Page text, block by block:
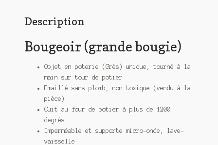
Description
Bougeoir (grande bougie)
Objet en poterie (Grès) unique, tourné à la
main sur tour de potier
Emaillé sans plomb, non toxique (vendu à la
pièce)
Cuit au four de potier à plus de 1200
degrés
Imperméable et supporte micro-onde, lave-
vaisselle